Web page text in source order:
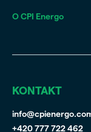
O CPI Energo
KONTAKT
+420 777 722 462